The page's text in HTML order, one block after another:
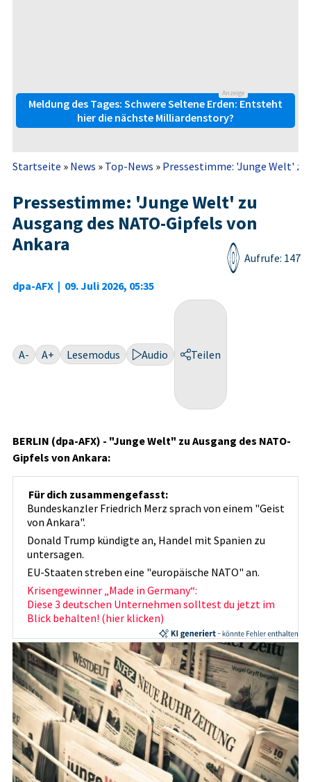
Anzeige
Meldung des Tages: Schwere Seltene Erden: Entsteht
hier die nächste Milliardenstory?
Startseite » News » Top-News » Pressestimme: 'Junge Welt' zu
Pressestimme: 'Junge Welt' zu
Ausgang des NATO-Gipfels von
Ankara
dpa-AFX | 09. Juli 2026, 05:35
Aufrufe: 147
A- A+ Lesemodus Audio Teilen
BERLIN (dpa-AFX) - "Junge Welt" zu Ausgang des NATO-
Gipfels von Ankara:
Für dich zusammengefasst:
Bundeskanzler Friedrich Merz sprach von einem "Geist
von Ankara".
Donald Trump kündigte an, Handel mit Spanien zu
untersagen.
EU-Staaten streben eine "europäische NATO" an.
Krisengewinner „Made in Germany“:
Diese 3 deutschen Unternehmen solltest du jetzt im
Blick behalten! (hier klicken)